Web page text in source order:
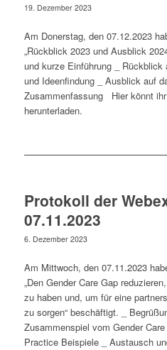
19. Dezember 2023
Am Donerstag, den 07.12.2023
„Rückblick 2023 und Ausblick
und kurze Einführung _
und Ideenfindung _ Ausblick auf
Zusammenfassung Hier könnt
herunterladen.
Protokoll der
07.11.2023
6. Dezember 2023
Am Mittwoch, den 07.11.2023
„Den Gender Care Gap
zu haben und, um für eine
zu sorgen“ beschäftigt. _
Zusammenspiel vom Gender
Practice Beispiele _ Austausch